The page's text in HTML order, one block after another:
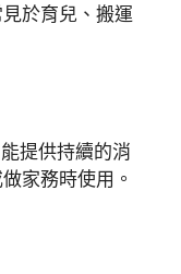
於育兒、搬運
提供持續的消
家務時使用。